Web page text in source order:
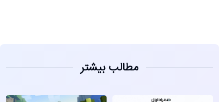
مطالب بیشتر